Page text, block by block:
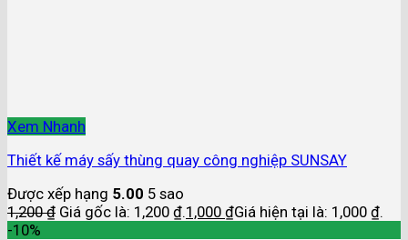
Xem Nhanh
Thiết kế máy sấy thùng quay công nghiệp SUNSAY
Được xếp hạng 5.00 5 sao
1,200₫ Giá gốc là: 1,200 ₫.1,000 ₫Giá hiện tại là: 1,000 ₫.
-10%